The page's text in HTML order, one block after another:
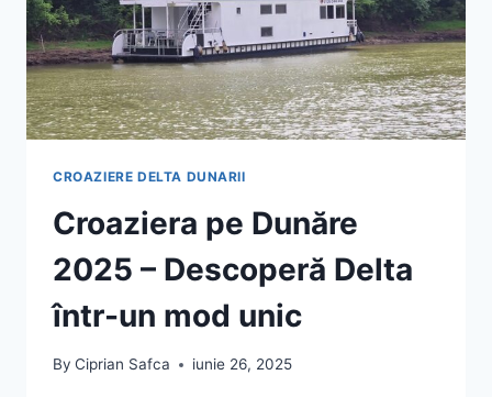
CROAZIERE DELTA DUNARII
Croaziera pe Dunăre
2025 – Descoperă Delta
într-un mod unic
By Ciprian Safca iunie 26, 2025